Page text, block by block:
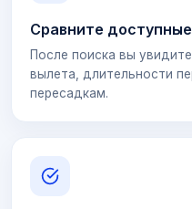
Сравните
После поиска вы
вылета, длительности
пересадкам.